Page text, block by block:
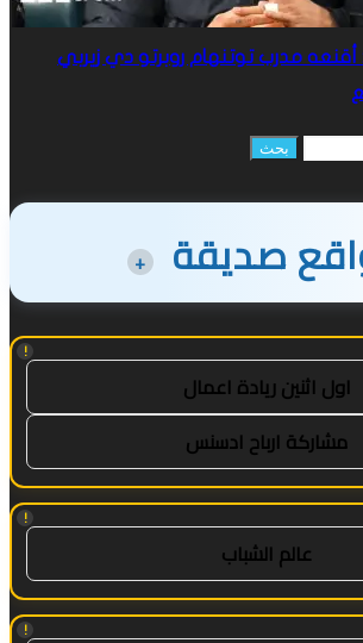
أقنعه مدرب توتنهام روبرتو دي زيربي
صديقة +
!
اول اثنين ريادة اعمال
مشاركة ارباح ادسنس
!
عالم الشباب
!